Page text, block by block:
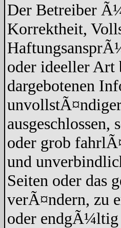
Der Betreiber
Korrektheit,
oder ideeller Art
dargebotenen
oder grob
und
Seiten oder das
verÃ¤ndern, zu
oder endgÃ¼ltig